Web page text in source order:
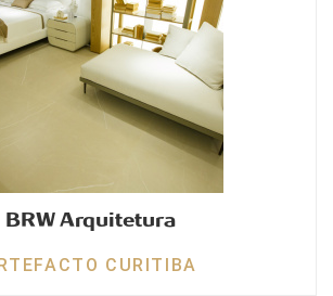
BRW Arquitetura
CURITIBA